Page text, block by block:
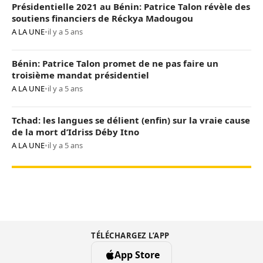
Présidentielle 2021 au Bénin: Patrice Talon révèle des
soutiens financiers de Réckya Madougou
A LA UNE•il y a 5 ans
Bénin: Patrice Talon promet de ne pas faire un
troisième mandat présidentiel
A LA UNE•il y a 5 ans
Tchad: les langues se délient (enfin) sur la vraie cause
de la mort d’Idriss Déby Itno
A LA UNE•il y a 5 ans
TÉLÉCHARGEZ L’APP
App Store